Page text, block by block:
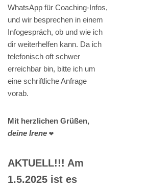
WhatsApp für Coaching-Infos,
und wir besprechen in einem
Infogespräch, ob und wie ich
dir weiterhelfen kann. Da ich
telefonisch oft schwer
erreichbar bin, bitte ich um
eine schriftliche Anfrage
vorab.
Mit herzlichen Grüßen,
deine Irene ❤️
AKTUELL!!! Am
1.5.2025 ist es